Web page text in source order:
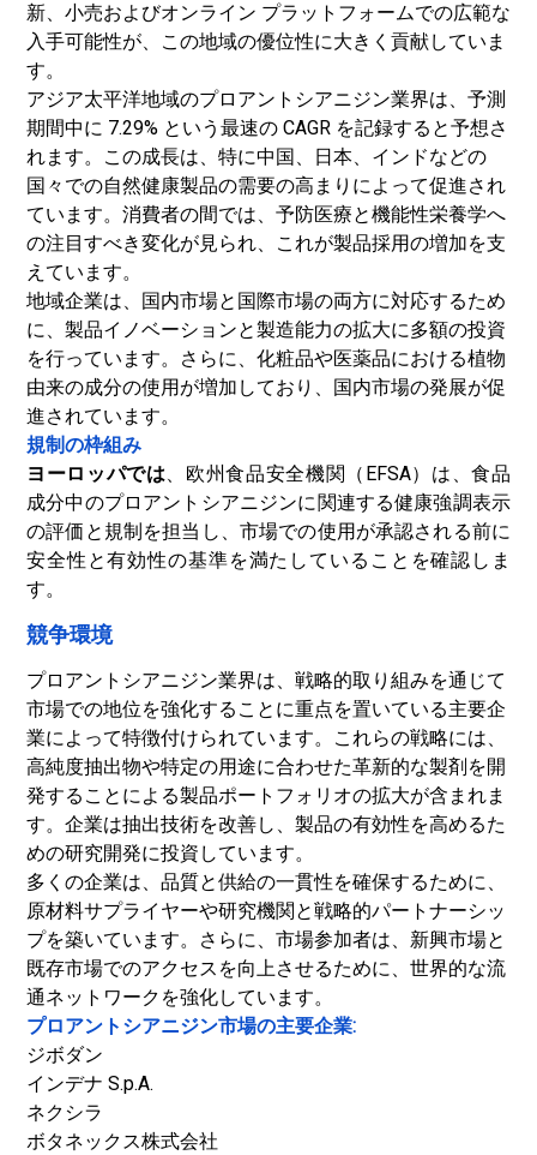
新、小売およびオンライン プラットフォームでの広範な
入手可能性が、この地域の優位性に大きく貢献していま
す。
アジア太平洋地域のプロアントシアニジン業界は、予測
期間中に 7.29% という最速の CAGR を記録すると予想さ
れます。この成長は、特に中国、日本、インドなどの
国々での自然健康製品の需要の高まりによって促進され
ています。消費者の間では、予防医療と機能性栄養学へ
の注目すべき変化が見られ、これが製品採用の増加を支
えています。
地域企業は、国内市場と国際市場の両方に対応するため
に、製品イノベーションと製造能力の拡大に多額の投資
を行っています。さらに、化粧品や医薬品における植物
由来の成分の使用が増加しており、国内市場の発展が促
進されています。
規制の枠組み
ヨーロッパでは、欧州食品安全機関（EFSA）は、食品
成分中のプロアントシアニジンに関連する健康強調表示
の評価と規制を担当し、市場での使用が承認される前に
安全性と有効性の基準を満たしていることを確認しま
す。
競争環境
プロアントシアニジン業界は、戦略的取り組みを通じて
市場での地位を強化することに重点を置いている主要企
業によって特徴付けられています。これらの戦略には、
高純度抽出物や特定の用途に合わせた革新的な製剤を開
発することによる製品ポートフォリオの拡大が含まれま
す。企業は抽出技術を改善し、製品の有効性を高めるた
めの研究開発に投資しています。
多くの企業は、品質と供給の一貫性を確保するために、
原材料サプライヤーや研究機関と戦略的パートナーシッ
プを築いています。さらに、市場参加者は、新興市場と
既存市場でのアクセスを向上させるために、世界的な流
通ネットワークを強化しています。
プロアントシアニジン市場の主要企業:
ジボダン
インデナ S.p.A.
ネクシラ
ボタネックス株式会社